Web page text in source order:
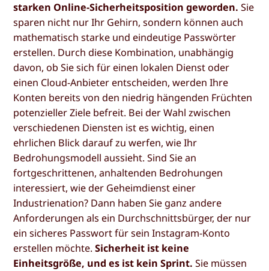
starken Online-Sicherheitsposition geworden. Sie
sparen nicht nur Ihr Gehirn, sondern können auch
mathematisch starke und eindeutige Passwörter
erstellen. Durch diese Kombination, unabhängig
davon, ob Sie sich für einen lokalen Dienst oder
einen Cloud-Anbieter entscheiden, werden Ihre
Konten bereits von den niedrig hängenden Früchten
potenzieller Ziele befreit. Bei der Wahl zwischen
verschiedenen Diensten ist es wichtig, einen
ehrlichen Blick darauf zu werfen, wie Ihr
Bedrohungsmodell aussieht. Sind Sie an
fortgeschrittenen, anhaltenden Bedrohungen
interessiert, wie der Geheimdienst einer
Industrienation? Dann haben Sie ganz andere
Anforderungen als ein Durchschnittsbürger, der nur
ein sicheres Passwort für sein Instagram-Konto
erstellen möchte.Sicherheit ist keine
Einheitsgröße, und es ist kein Sprint. Sie müssen